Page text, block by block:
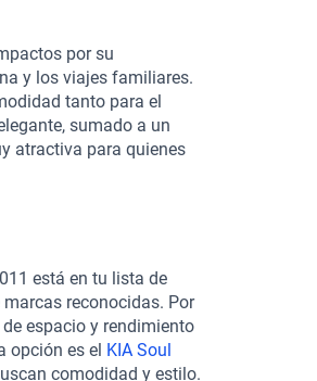
por su
y los viajes familiares.
tanto para el
sumado a un
atractiva para quienes
el interior del Nissan
sedanes de su categoría,
son reconocidos por su
convierte en la opción
por una rigurosa
opciones de
todo en una
está en tu lista de
reconocidas. Por
espacio y rendimiento
opción es el KIA Soul
comodidad y estilo.